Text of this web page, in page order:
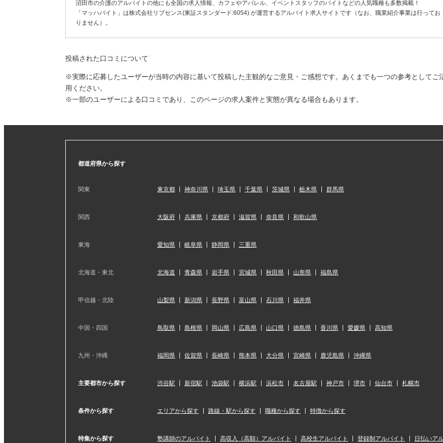
沼田市の介護のアルバイトの他にも全国の求人情報、カフェやアパレル、イベントスタッフのバイトなどの人気職種も多数掲載！
「マッハバイト」は株式会社リブセンス(東証スタンダード:6054) が運営するアルバイト求人サイトです（なお、職業紹介事業は行ってお
りません）。
投稿された口コミについて
※実際に応募したユーザーが当時の内容に基いて投稿した主観的なご意見・ご感想です。あくまでも一つの参考としてご
用ください。
※一部のユーザーによる口コミであり、このページの求人案件と実態が異なる場合もあります。
都道府県から探す
関東 東京都 神奈川県 埼玉県 千葉県 茨城県 栃木県 群馬県
関西 大阪府 兵庫県 京都府 滋賀県 奈良県 和歌山県
東海 愛知県 岐阜県 静岡県 三重県
北海道・東北 北海道 青森県 岩手県 宮城県 秋田県 山形県 福島県
甲信越・北陸 山梨県 新潟県 長野県 富山県 石川県 福井県
中国・四国 鳥取県 島根県 岡山県 広島県 山口県 徳島県 香川県 愛媛県 高知県
九州・沖縄 福岡県 佐賀県 長崎県 熊本県 大分県 宮崎県 鹿児島県 沖縄県
主要都市から探す 渋谷駅 新宿駅 池袋駅 横浜駅 浜松市 名古屋駅 神戸市 堺市 仙台市 札幌市
条件から探す エリアから探す 路線・駅から探す 職種から探す 特徴から探す
特集から探す 塾講師のアルバイト 高収入（高額）アルバイト 高校生アルバイト 登録制アルバイト 日払いア